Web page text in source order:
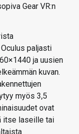
Gear VR:n
paljasti
ja uusien
kuvan.
myös 3,5
ovat
itse laseille tai